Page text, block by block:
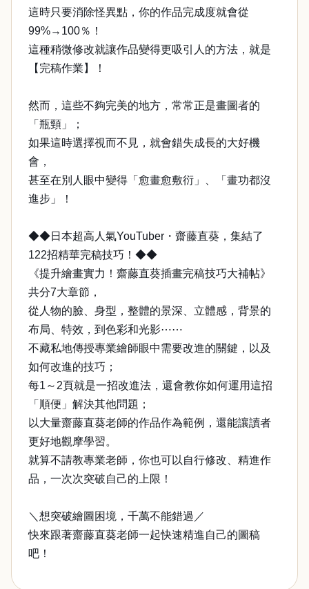
這時只要消除怪異點，你的作品完成度就會從
99%→100％！
這種稍微修改就讓作品變得更吸引人的方法，就是
【完稿作業】！
然而，這些不夠完美的地方，常常正是畫圖者的
「瓶頸」；
如果這時選擇視而不見，就會錯失成長的大好機
會，
甚至在別人眼中變得「愈畫愈敷衍」、「畫功都沒
進步」！
◆◆日本超高人氣YouTuber・齋藤直葵，集結了
122招精華完稿技巧！◆◆
《提升繪畫實力！齋藤直葵插畫完稿技巧大補帖》
共分7大章節，
從人物的臉、身型，整體的景深、立體感，背景的
布局、特效，到色彩和光影⋯⋯
不藏私地傳授專業繪師眼中需要改進的關鍵，以及
如何改進的技巧；
每1～2頁就是一招改進法，還會教你如何運用這招
「順便」解決其他問題；
以大量齋藤直葵老師的作品作為範例，還能讓讀者
更好地觀摩學習。
就算不請教專業老師，你也可以自行修改、精進作
品，一次次突破自己的上限！
＼想突破繪圖困境，千萬不能錯過／
快來跟著齋藤直葵老師一起快速精進自己的圖稿
吧！